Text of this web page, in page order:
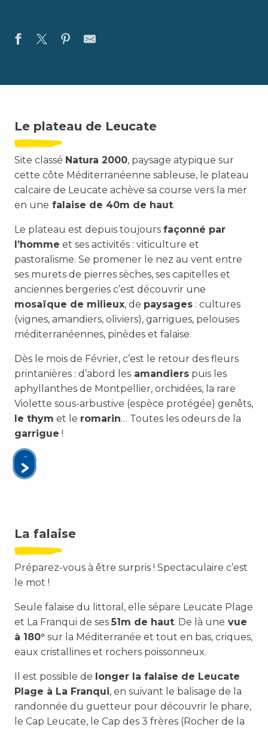
Le plateau de Leucate
Site classé Natura 2000, paysage atypique sur
cette côte Méditerranéenne sableuse, le plateau
calcaire de Leucate achève sa course vers la mer
en une falaise de 40m de haut.
Le plateau est depuis toujours façonné par
l’homme et ses activités : viticulture et
pastoralisme. Se promener le nez au vent entre
ses murets de pierres sèches, ses capitelles et
anciennes bergeries c’est découvrir une
mosaïque de milieux, de paysages : cultures
(vignes, amandiers, oliviers), garrigues, pelouses
méditerranéennes, pinèdes et falaise.
Dès le mois de Février, c’est le retour des fleurs
printanières : d’abord les amandiers puis les
aphyllanthes de Montpellier, orchidées, la rare
Violette sous-arbustive (espèce protégée) genêts,
le thym et le romarin… Toutes les odeurs de la
garrigue !
La falaise
Préparez-vous à être surpris ! Spectaculaire c’est
le mot !
Seule falaise du littoral, elle sépare Leucate Plage
et La Franqui de ses 51m de haut. De là une vue
à 180° sur la Méditerranée et tout en bas, criques,
eaux cristallines et rochers poissonneux.
Il est possible de longer la falaise de Leucate
Plage à La Franqui, en suivant le balisage de la
randonnée du guetteur pour découvrir le phare,
le Cap Leucate, le Cap des 3 frères (Rocher de la